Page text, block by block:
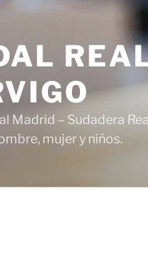
Madrid – Sudadera
mujer y niños.